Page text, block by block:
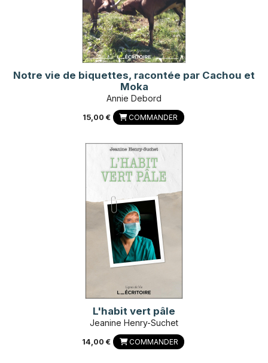
Notre vie de biquettes, racontée par Cachou et
Moka
Annie Debord
15,00 € COMMANDER
L'habit vert pâle
Jeanine Henry-Suchet
14,00 € COMMANDER